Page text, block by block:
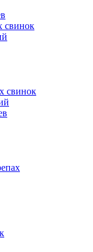
свинок
свинок